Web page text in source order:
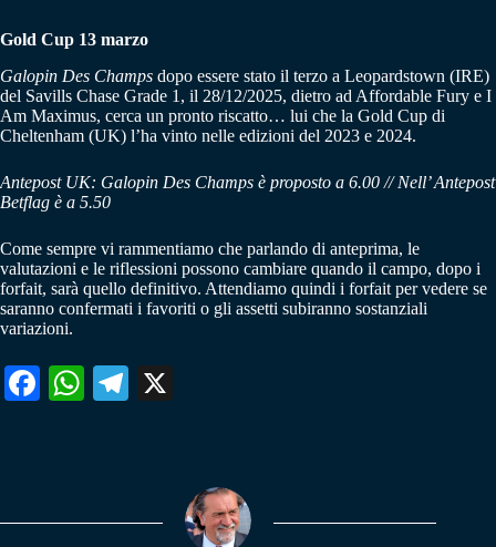
Gold Cup 13 marzo
Galopin Des Champs dopo essere stato il terzo a Leopardstown (IRE)
del Savills Chase Grade 1, il 28/12/2025, dietro ad Affordable Fury e I
Am Maximus, cerca un pronto riscatto… lui che la Gold Cup di
Cheltenham (UK) l’ha vinto nelle edizioni del 2023 e 2024.
Antepost UK: Galopin Des Champs è proposto a 6.00 // Nell’ Antepost
Betflag è a 5.50
Come sempre vi rammentiamo che parlando di anteprima, le
valutazioni e le riflessioni possono cambiare quando il campo, dopo i
forfait, sarà quello definitivo. Attendiamo quindi i forfait per vedere se
saranno confermati i favoriti o gli assetti subiranno sostanziali
variazioni.
Fa W
pp
Te
m